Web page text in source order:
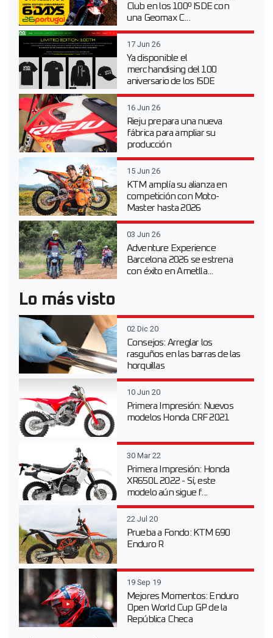
Club en los 100º ISDE con
una Geomax C...
17 Jun 26
Ya disponible el
merchandising del 100
aniversario de los ISDE
16 Jun 26
Rieju prepara una nueva
fábrica para ampliar su
producción
15 Jun 26
KTM amplía su alianza en
competición con Moto-
Master hasta 2026
03 Jun 26
Adventure Experience
Barcelona 2026 se estrena
con éxito en Ametlla...
Lo más visto
02 Dic 20
Consejos: Arreglar los
rasguños en las barras de las
horquillas
10 Jun 20
Primera Impresión: Nuevos
modelos Honda CRF 2021
30 Mar 22
Primera Impresión: Honda
XR650L 2022 - Sí, este
modelo aún sigue f...
22 Jul 20
Prueba a Fondo: KTM 690
Enduro R
19 Sep 19
Mejores Momentos: Enduro
Open World Cup GP de la
República Checa